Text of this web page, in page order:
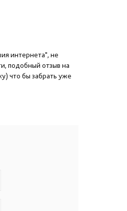
интернета", не
подобный отзыв на
что бы забрать уже